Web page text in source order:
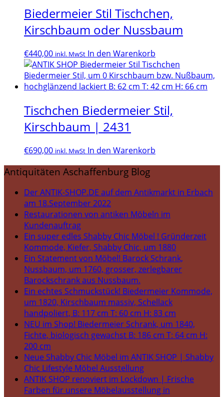
Biedermeier Stil Tischchen,
Kirschbaum oder Nussbaum
€440,00 inkl. MwSt In den Warenkorb
Tischchen Biedermeier Stil,
Kirschbaum | 2431
€690,00 inkl. MwSt In den Warenkorb
Antiquitäten Aschaffenburg Blog
Der ANTIK-SHOP.DE auf dem Antikmarkt in Erbach
am 18.September 2022
Restaurationen von antiken Möbeln im
Kundenauftrag
Ein super edles Shabby Chic Möbel ! Gründerzeit
Kommode, Kiefer, Shabby Chic, um 1880
Ein Statement von Möbel! Barock Schrank,
Nussbaum, um 1760, grosser, zerlegbarer
Barockschrank aus Nussbaum.
Ein echtes Schmuckstück! Biedermeier Kommode,
um 1820, Kirschbaum massiv, Schellack
handpoliert, B: 117 cm T: 60 cm H: 83 cm
NEU im Shop! Biedermeier Schrank, um 1840,
Fichte, biologisch gewachst B: 186 cm T: 64 cm H:
200 cm
Neue Shabby Chic Möbel im ANTIK SHOP | Shabby
Chic Lifestyle Möbel Ausstellung
ANTIK SHOP renoviert im Lockdown | Frische
Farben für unsere Möbelausstellung in